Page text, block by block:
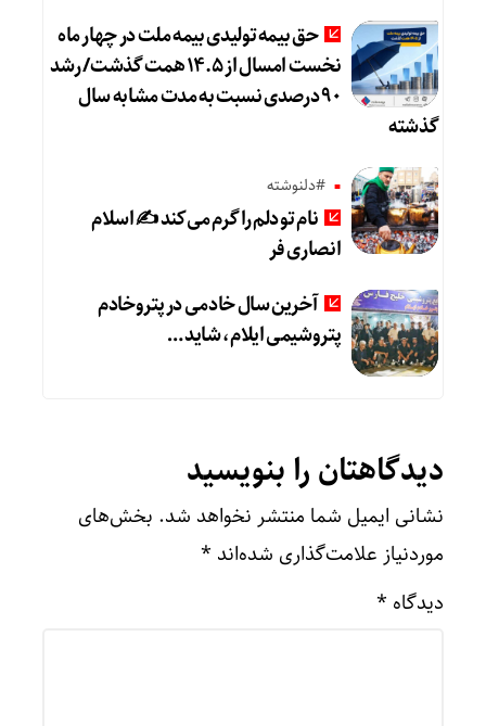
حق بیمه تولیدی بیمه ملت در چهار ماه
نخست امسال از ۱۴.۵ همت گذشت/ رشد
۹۰ درصدی نسبت به مدت مشابه سال
گذشته
#دلنوشته
نام تو دلم را گرم می‌کند ✍️ اسلام
انصاری فر
آخرین سال خادمی در پتروخادم
پتروشیمی ایلام، شاید …
دیدگاهتان را بنویسید
نشانی ایمیل شما منتشر نخواهد شد. بخش‌های
موردنیاز علامت‌گذاری شده‌اند *
دیدگاه *